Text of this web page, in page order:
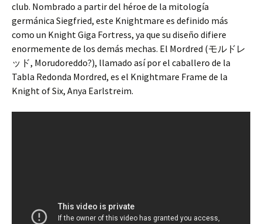
club. Nombrado a partir del héroe de la mitología
germánica Siegfried, este Knightmare es definido más
como un Knight Giga Fortress, ya que su diseño difiere
enormemente de los demás mechas. El Mordred (モルドレ
ッド, Morudoreddo?), llamado así por el caballero de la
Tabla Redonda Mordred, es el Knightmare Frame de la
Knight of Six, Anya Earlstreim.